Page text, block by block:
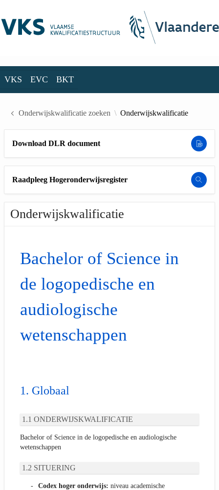
VKS EVC BKT
Onderwijskwalificatie zoeken Onderwijskwalificatie
Download DLR document
Raadpleeg Hogeronderwijsregister
Onderwijskwalificatie
Bachelor of Science in
de logopedische en
audiologische
wetenschappen
Globaal
ONDERWIJSKWALIFICATIE
Bachelor of Science in de logopedische en audiologische
wetenschappen
SITUERING
Codex hoger onderwijs: niveau academische